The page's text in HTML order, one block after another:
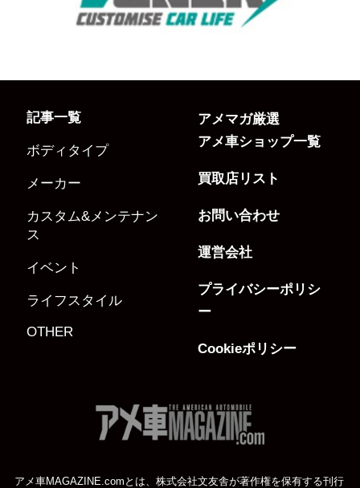
記事一覧
ボディタイプ
メーカー
カスタム&メンテナン
ス
イベント
ライフスタイル
OTHER
アメマガ厳選
アメ車ショップ一覧
買取店リスト
お問い合わせ
運営会社
プライバシーポリシ
ー
Cookieポリシー
アメ車MAGAZINE.comとは、株式会社文友舎が著作権を保有する刊行